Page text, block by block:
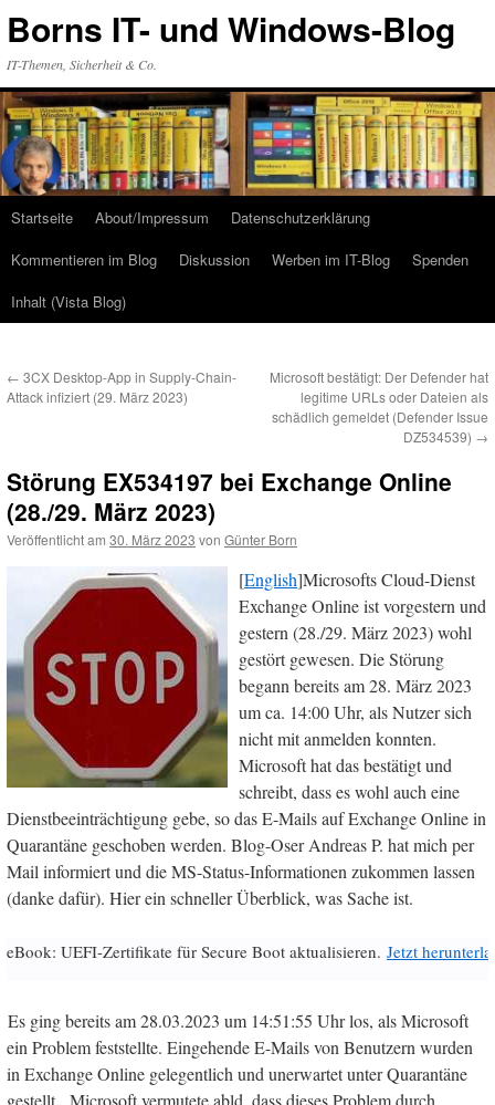
Inhalt
Borns IT- und Windows-Blog
IT-Themen, Sicherheit & Co.
Startseite About/Impressum
Datenschutzerklärung
Kommentieren im Blog
Diskussion Werben im IT-Blog
Spenden
Inhalt (Vista Blog)
← 3CX Desktop-App in Supply-Chain-
Attack infiziert (29. März 2023)
Microsoft bestätigt: Der Defender hat
legitime URLs oder Dateien als
schädlich gemeldet (Defender Issue
DZ534539) →
Störung EX534197 bei Exchange Online
(28./29. März 2023)
Veröffentlicht am 30. März 2023 von Günter Born
[English]Microsofts Cloud-Dienst
Exchange Online ist vorgestern und
gestern (28./29. März 2023) wohl
gestört gewesen. Die Störung
begann bereits am 28. März 2023
um ca. 14:00 Uhr, als Nutzer sich
nicht mit anmelden konnten.
Microsoft hat das bestätigt und
schreibt, dass es wohl auch eine
Dienstbeeinträchtigung gebe, so das E-Mails auf Exchange Online in
Quarantäne geschoben werden. Blog-Oser Andreas P. hat mich per
Mail informiert und die MS-Status-Informationen zukommen lassen
(danke dafür). Hier ein schneller Überblick, was Sache ist.
eBook: UEFI-Zertifikate für Secure Boot aktualisieren. Jetzt
Es ging bereits am 28.03.2023 um 14:51:55 Uhr los, als Microsoft
ein Problem feststellte. Eingehende E-Mails von Benutzern wurden
in Exchange Online gelegentlich und unerwartet unter Quarantäne